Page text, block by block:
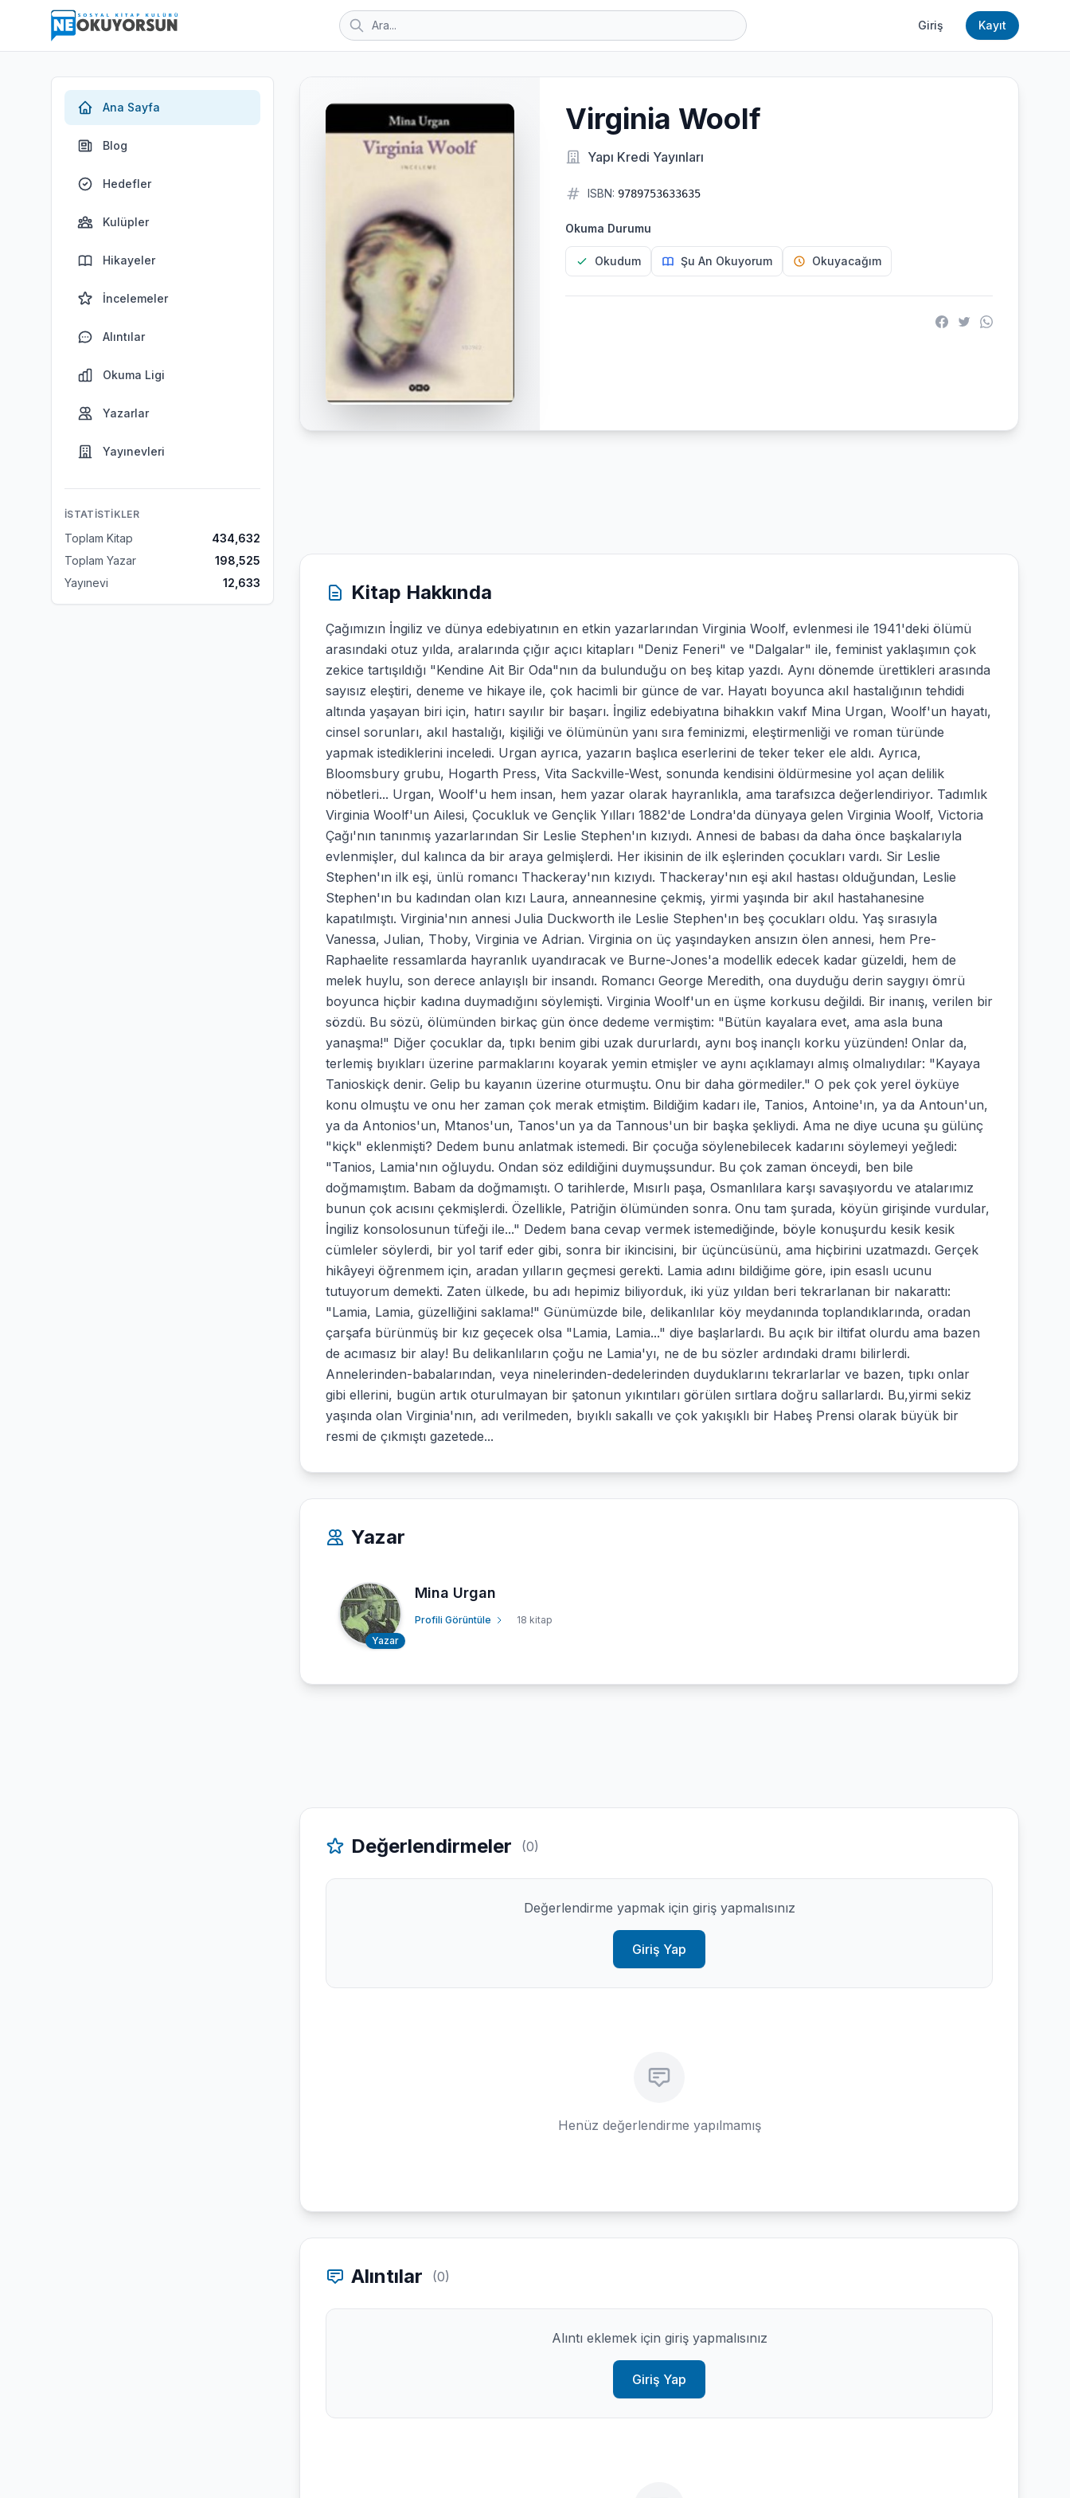
Giriş Kayıt
Ana Sayfa
Blog
Hedefler
Kulüpler
Hikayeler
İncelemeler
Alıntılar
Okuma Ligi
Yazarlar
Yayınevleri
İSTATISTIKLER
Toplam Kitap
434,632
Toplam Yazar
198,525
Yayınevi
12,633
Virginia Woolf
Yapı Kredi Yayınları
ISBN: 9789753633635
Okuma Durumu
Okudum Şu An Okuyorum Okuyacağım
Kitap Hakkında
Çağımızın İngiliz ve dünya edebiyatının en etkin yazarlarından Virginia Woolf, evlenmesi ile 1941'deki ölümü
arasındaki otuz yılda, aralarında çığır açıcı kitapları "Deniz Feneri" ve "Dalgalar" ile, feminist yaklaşımın çok
zekice tartışıldığı "Kendine Ait Bir Oda"nın da bulunduğu on beş kitap yazdı. Aynı dönemde ürettikleri arasında
sayısız eleştiri, deneme ve hikaye ile, çok hacimli bir günce de var. Hayatı boyunca akıl hastalığının tehdidi
altında yaşayan biri için, hatırı sayılır bir başarı. İngiliz edebiyatına bihakkın vakıf Mina Urgan, Woolf'un hayatı,
cinsel sorunları, akıl hastalığı, kişiliği ve ölümünün yanı sıra feminizmi, eleştirmenliği ve roman türünde
yapmak istediklerini inceledi. Urgan ayrıca, yazarın başlıca eserlerini de teker teker ele aldı. Ayrıca,
Bloomsbury grubu, Hogarth Press, Vita Sackville-West, sonunda kendisini öldürmesine yol açan delilik
nöbetleri... Urgan, Woolf'u hem insan, hem yazar olarak hayranlıkla, ama tarafsızca değerlendiriyor. Tadımlık
Virginia Woolf'un Ailesi, Çocukluk ve Gençlik Yılları 1882'de Londra'da dünyaya gelen Virginia Woolf, Victoria
Çağı'nın tanınmış yazarlarından Sir Leslie Stephen'ın kızıydı. Annesi de babası da daha önce başkalarıyla
evlenmişler, dul kalınca da bir araya gelmişlerdi. Her ikisinin de ilk eşlerinden çocukları vardı. Sir Leslie
Stephen'ın ilk eşi, ünlü romancı Thackeray'nın kızıydı. Thackeray'nın eşi akıl hastası olduğundan, Leslie
Stephen'ın bu kadından olan kızı Laura, anneannesine çekmiş, yirmi yaşında bir akıl hastahanesine
kapatılmıştı. Virginia'nın annesi Julia Duckworth ile Leslie Stephen'ın beş çocukları oldu. Yaş sırasıyla
Vanessa, Julian, Thoby, Virginia ve Adrian. Virginia on üç yaşındayken ansızın ölen annesi, hem Pre-
Raphaelite ressamlarda hayranlık uyandıracak ve Burne-Jones'a modellik edecek kadar güzeldi, hem de
melek huylu, son derece anlayışlı bir insandı. Romancı George Meredith, ona duyduğu derin saygıyı ömrü
boyunca hiçbir kadına duymadığını söylemişti. Virginia Woolf'un en üşme korkusu değildi. Bir inanış, verilen bir
sözdü. Bu sözü, ölümünden birkaç gün önce dedeme vermiştim: "Bütün kayalara evet, ama asla buna
yanaşma!" Diğer çocuklar da, tıpkı benim gibi uzak dururlardı, aynı boş inançlı korku yüzünden! Onlar da,
terlemiş bıyıkları üzerine parmaklarını koyarak yemin etmişler ve aynı açıklamayı almış olmalıydılar: "Kayaya
Tanioskiçk denir. Gelip bu kayanın üzerine oturmuştu. Onu bir daha görmediler." O pek çok yerel öyküye
konu olmuştu ve onu her zaman çok merak etmiştim. Bildiğim kadarı ile, Tanios, Antoine'ın, ya da Antoun'un,
ya da Antonios'un, Mtanos'un, Tanos'un ya da Tannous'un bir başka şekliydi. Ama ne diye ucuna şu gülünç
"kiçk" eklenmişti? Dedem bunu anlatmak istemedi. Bir çocuğa söylenebilecek kadarını söylemeyi yeğledi:
"Tanios, Lamia'nın oğluydu. Ondan söz edildiğini duymuşsundur. Bu çok zaman önceydi, ben bile
doğmamıştım. Babam da doğmamıştı. O tarihlerde, Mısırlı paşa, Osmanlılara karşı savaşıyordu ve atalarımız
bunun çok acısını çekmişlerdi. Özellikle, Patriğin ölümünden sonra. Onu tam şurada, köyün girişinde vurdular,
İngiliz konsolosunun tüfeği ile..." Dedem bana cevap vermek istemediğinde, böyle konuşurdu kesik kesik
cümleler söylerdi, bir yol tarif eder gibi, sonra bir ikincisini, bir üçüncüsünü, ama hiçbirini uzatmazdı. Gerçek
hikâyeyi öğrenmem için, aradan yılların geçmesi gerekti. Lamia adını bildiğime göre, ipin esaslı ucunu
tutuyorum demekti. Zaten ülkede, bu adı hepimiz biliyorduk, iki yüz yıldan beri tekrarlanan bir nakarattı:
"Lamia, Lamia, güzelliğini saklama!" Günümüzde bile, delikanlılar köy meydanında toplandıklarında, oradan
çarşafa bürünmüş bir kız geçecek olsa "Lamia, Lamia..." diye başlarlardı. Bu açık bir iltifat olurdu ama bazen
de acımasız bir alay! Bu delikanlıların çoğu ne Lamia'yı, ne de bu sözler ardındaki dramı bilirlerdi.
Annelerinden-babalarından, veya ninelerinden-dedelerinden duyduklarını tekrarlarlar ve bazen, tıpkı onlar
gibi ellerini, bugün artık oturulmayan bir şatonun yıkıntıları görülen sırtlara doğru sallarlardı. Bu,yirmi sekiz
yaşında olan Virginia'nın, adı verilmeden, bıyıklı sakallı ve çok yakışıklı bir Habeş Prensi olarak büyük bir
resmi de çıkmıştı gazetede...
Yazar
Yazar
Mina Urgan
Profili Görüntüle 18 kitap
Değerlendirmeler (0)
Değerlendirme yapmak için giriş yapmalısınız
Giriş Yap
Henüz değerlendirme yapılmamış
Alıntılar (0)
Alıntı eklemek için giriş yapmalısınız
Giriş Yap